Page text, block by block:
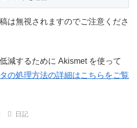
は無視されますのでご注意くださ
減するために Akismet を使って
の処理方法の詳細はこちらをご覧
日記